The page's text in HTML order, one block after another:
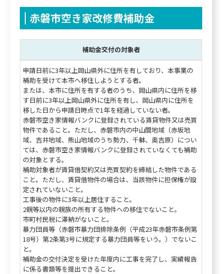
赤磐市空き家改修費補助金
補助金交付の対象者
申請日前に3年以上岡山県外に住所を有しており、本事業の
補助を受けて本市へ移住しようとする者。
または、本市に住所を有する者のうち、岡山県内に住所を移
す日前に3年以上岡山県外に住所を有し、岡山県内に住所を
移した日から申請日時点で1年を経過していない者。
赤磐市空き家情報バンクに登録されている賃貸物件又は売買
物件であること。ただし、赤磐市内の中山間地域（赤坂地
域、吉井地域、熊山地域のうち勢力、千躰、奥吉原）につい
ては、赤磐市空き家情報バンクに登録されていなくても補助
の対象とする。
補助対象者が賃貸借契約又は売買契約を締結した物件である
こと。ただし、賃貸借物件の場合は、当該物件に担保権が設
定されていないこと。
工事後の物件に3年以上居住すること。
2親等以内の親族の所有する物件への移住でないこと。
市町村民税に滞納がないこと。
暴力団員等（赤磐市暴力団排除条例（平成23年赤磐市条例第
18号）第2条第3号に規定する暴力団員等をいう。）でないこ
と。
補助金の交付決定を受けた年度内に工事を完了し、実績報告
に係る書類等を提出できること。